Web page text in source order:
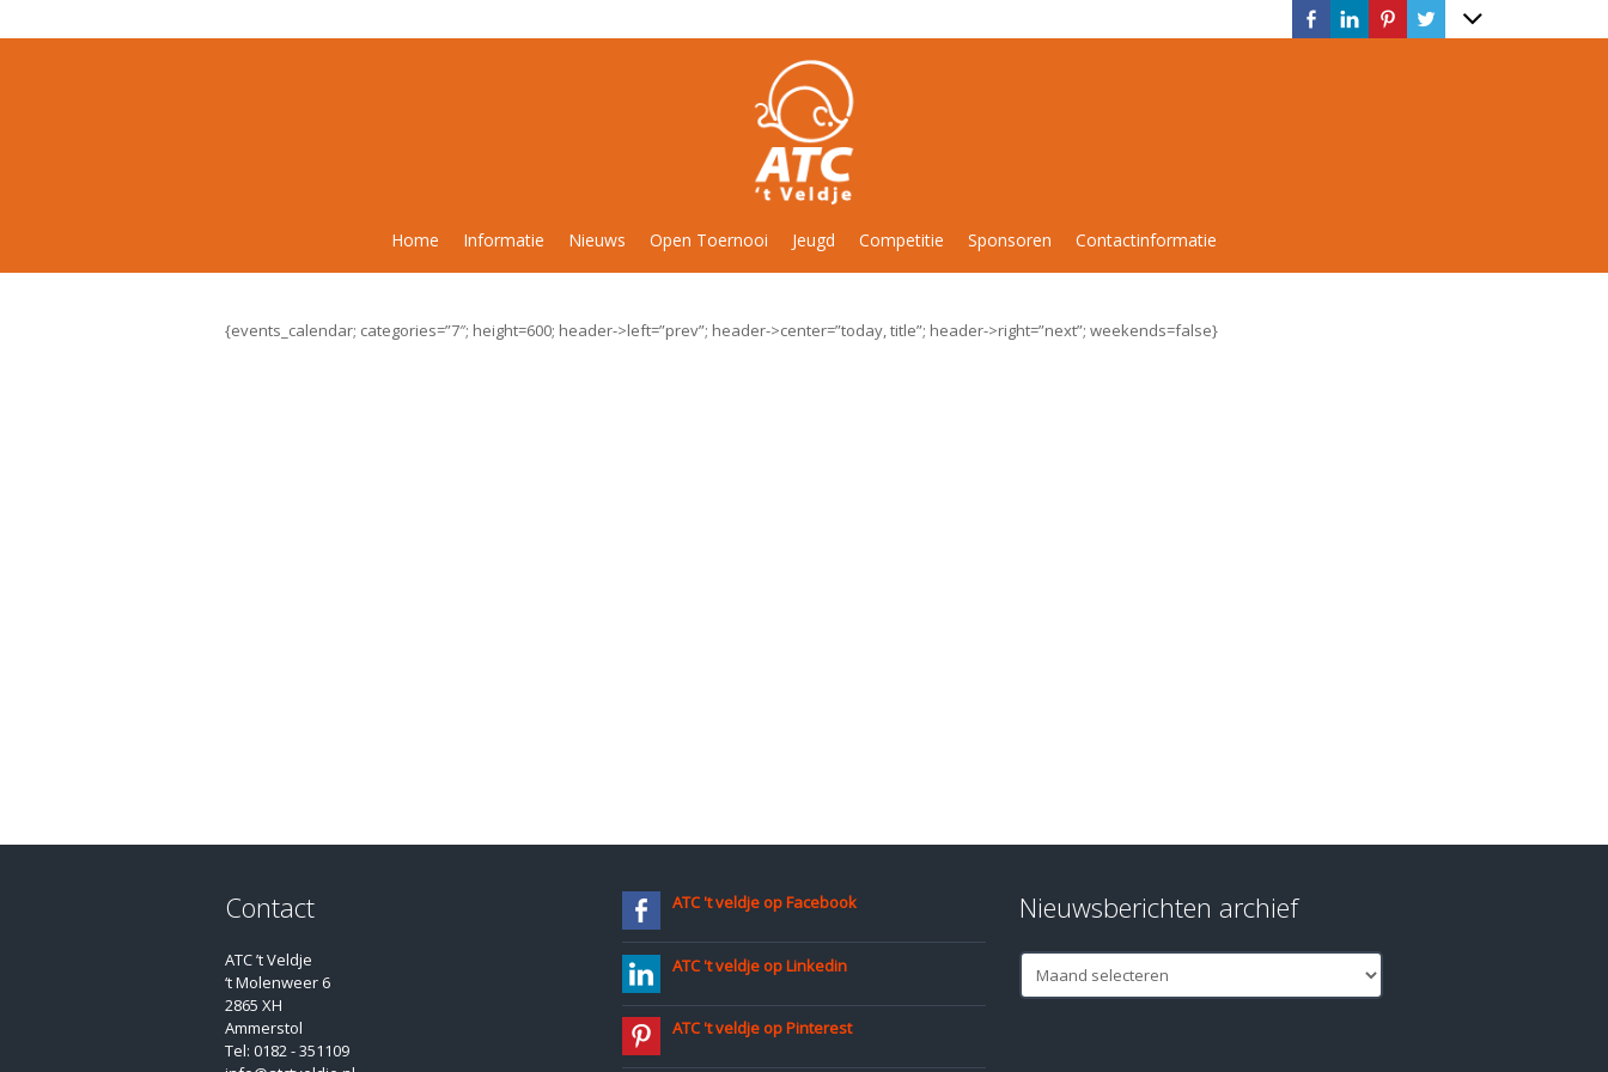
Home Informatie Nieuws Open Toernooi Jeugd Competitie Sponsoren Contactinformatie
{events_calendar; categories=”7″; height=600; header->left=”prev”; header->center=”today, title”; header->right=”next”; weekends=false}
Contact
ATC ’t Veldje
‘t Molenweer 6
2865 XH
Ammerstol
Tel: 0182 - 351109
ATC 't veldje op Facebook
ATC 't veldje op Linkedin
ATC 't veldje op Pinterest
Nieuwsberichten archief
Nieuwsberichten
archief